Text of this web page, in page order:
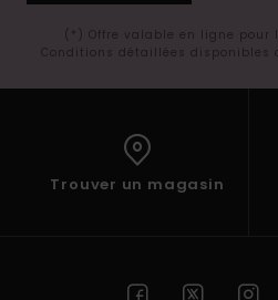
(*) Offre valable en ligne pour
Conditions détaillées disponibles
Trouver un magasin